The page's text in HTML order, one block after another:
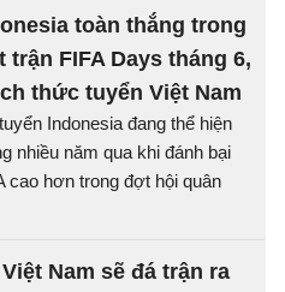
toàn thắng trong
trận FIFA Days tháng 6,
thức tuyển Việt Nam
Indonesia đang thể hiện
nhiều năm qua khi đánh bại
cao hơn trong đợt hội quân
Nam sẽ đá trận ra